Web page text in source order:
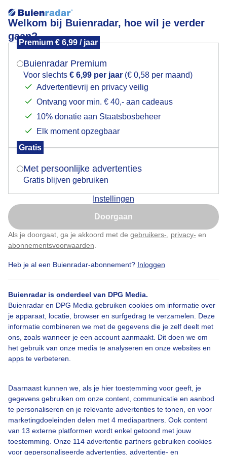
Welkom bij Buienradar, hoe wil je verder
gaan?
Premium € 6,99 / jaar
Buienradar Premium
Voor slechts € 6,99 per jaar (€ 0,58 per maand)
Advertentievrij en privacy veilig
Ontvang voor min. € 40,- aan cadeaus
10% donatie aan Staatsbosbeheer
Elk moment opzegbaar
Gratis
Met persoonlijke advertenties
Gratis blijven gebruiken
Instellingen
Doorgaan
Als je doorgaat, ga je akkoord met de gebruikers- privacy- en
abonnementsvoorwaarden
Heb je al een Buienradar-abonnement? Inloggen
Buienradar is onderdeel van DPG Media.
Buienradar en DPG Media gebruiken cookies om informatie over
je apparaat, locatie, browser en surfgedrag te verzamelen. Deze
informatie combineren we met de gegevens die je zelf deelt met
ons, zoals wanneer je een account aanmaakt. Dit doen we om
het gebruik van onze media te analyseren en onze websites en
apps te verbeteren.
Daarnaast kunnen we, als je hier toestemming voor geeft, je
gegevens gebruiken om onze content, communicatie en aanbod
te personaliseren en je relevante advertenties te tonen, en voor
marketingdoeleinden delen met 4 mediapartners. Ook content
van 13 externe platformen wordt enkel getoond met jouw
toestemming. Onze 114 advertentie partners gebruiken cookies
voor gepersonaliseerde advertenties, advertentie- en
nattegrasmat
Een moment geduld aub...
Populaire categorieën
Lente
Zomer
Over Buienradar
Bedrijfsgegevens
Veelgestelde vragen
Contact
Toegankelijkheid
Buienradar Team
Privacy beleid
Cookie beleid
Privacy instellingen
Mogen we je locatie gebruiken voor het
Indien je hier nog geen akkoord op hebt gegeven,
verschijnt er zo een pop-up uit je browser waarin
Is goed, toon de popup
Nu niet, misschien later
Klik hierom dit aan te passen